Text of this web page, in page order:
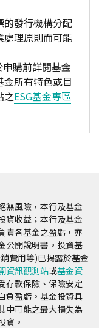
的發行機構分配
處理原則而可能
購前詳閱基金
所有特色或目
之ESG基金專區
無風險，本行及基金
資收益；本行及基金
責各基金之盈虧，亦
公開說明書。投資基
費用等)已揭露於基金
資訊觀測站或基金資
存款保險、保險安定
負盈虧。基金投資具
中可能之最大損失為
資。